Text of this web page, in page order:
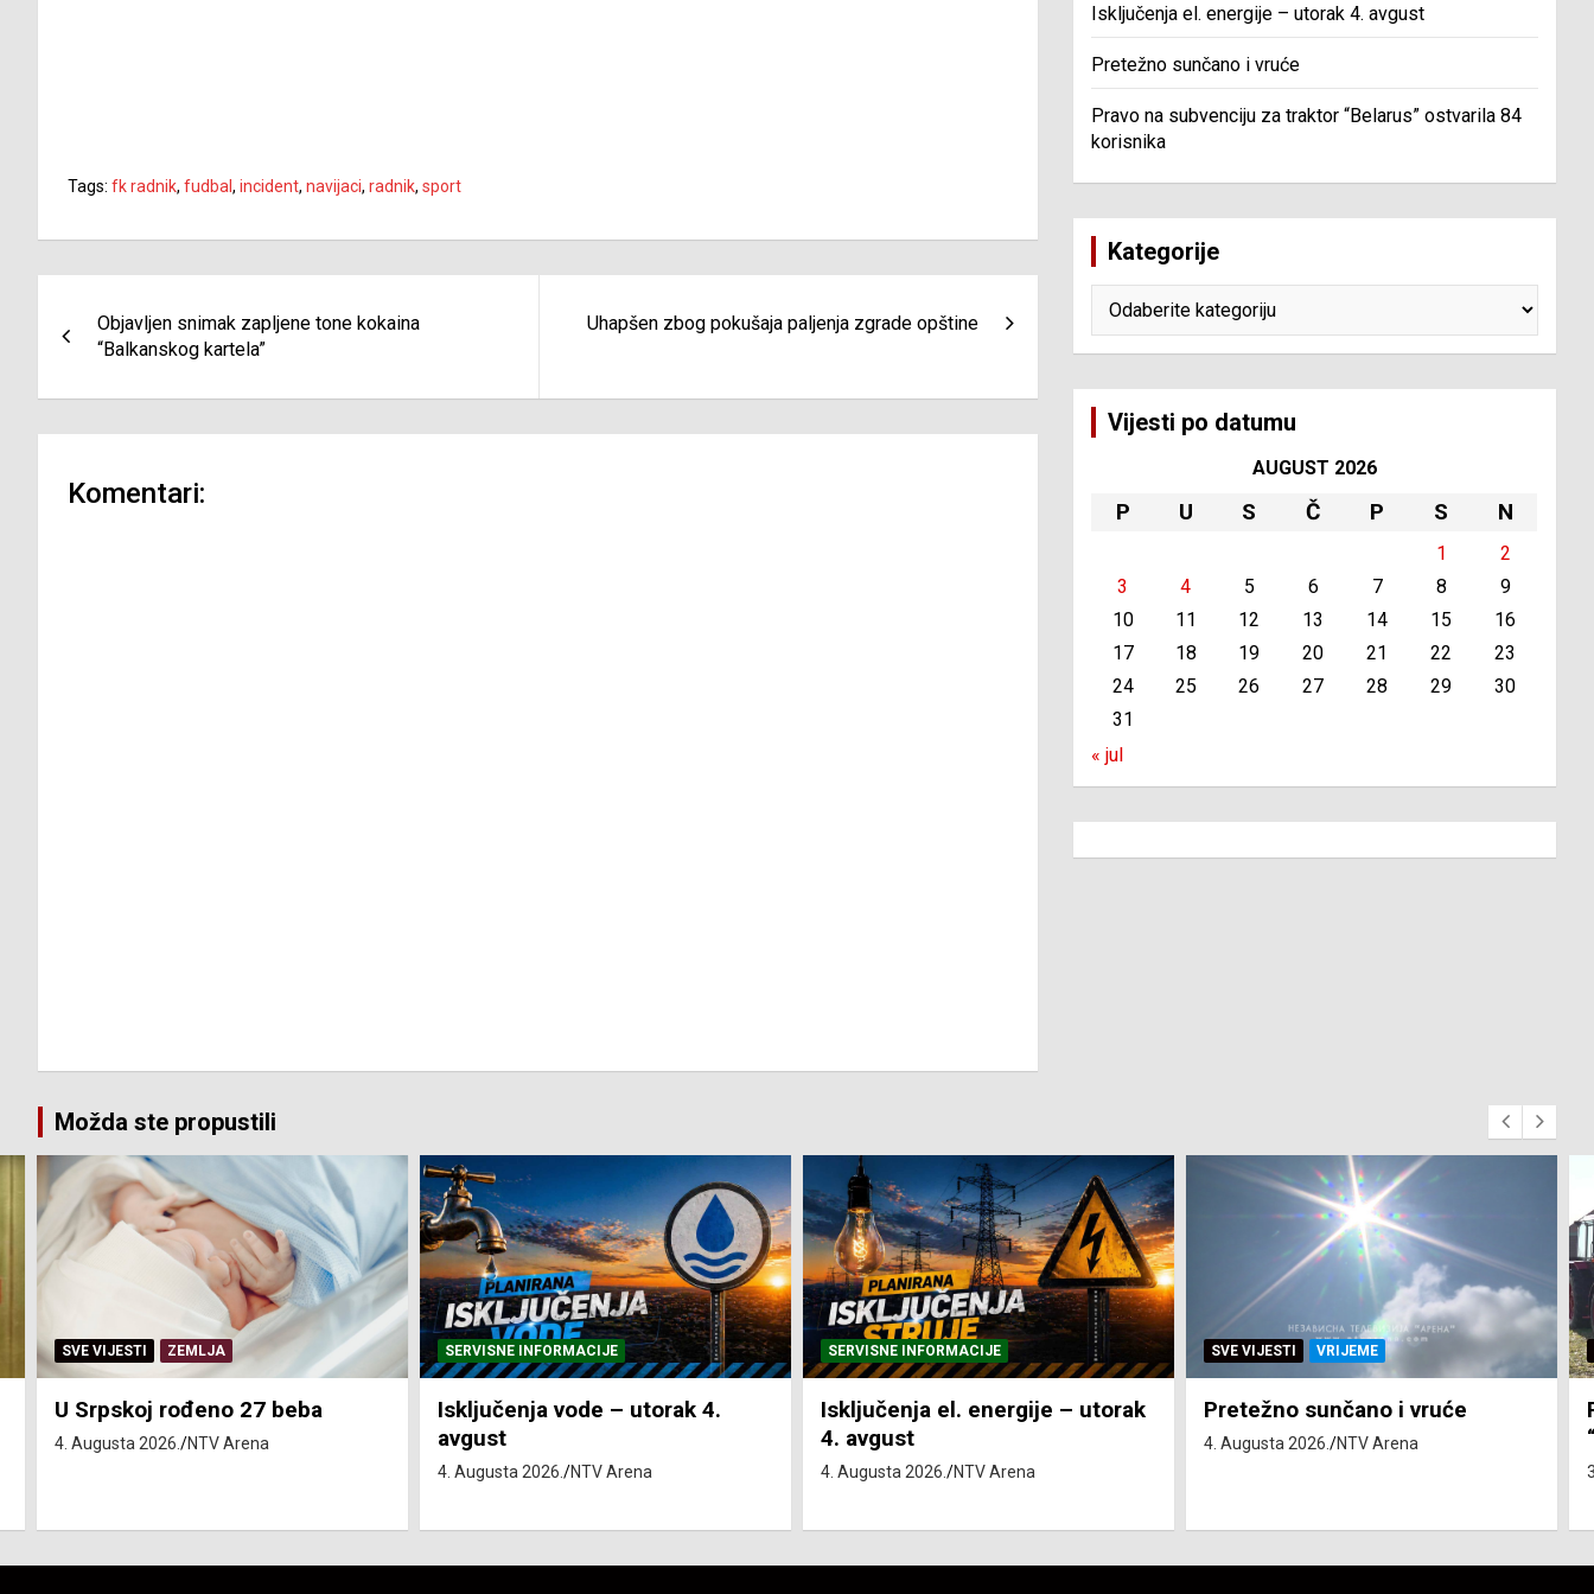
Tags: fk radnik, fudbal , incident, navijaci, radnik, sport
članaka
Objavljen snimak zapljene tone kokaina
“Balkanskog kartela”
Uhapšen zbog pokušaja paljenja zgrade opštine
Komentari:
Isključenja el. energije – utorak 4. avgust
Pretežno sunčano i vruće
Pravo na subvenciju za traktor “Belarus” ostvarila 84
korisnika
Kategorije
Vijesti po datumu
AUGUST 2026
P U S Č P S N
1
2
3
4 5 6 7 8
9
10
11 12 13 14 15
16
17
18 19 20 21 22
23
24
25 26 27 28 29
30
31
« jul
Možda ste propustili
SERVISNE INFORMACIJE
Isključenja vode – utorak 4.
avgust
SERVISNE INFORMACIJE
Isključenja el. energije – utorak
4. avgust
4. Augusta 2026. NTV Arena
SVE VIJESTI VRIJEME
Pretežno sunčano i vruće
4. Augusta 2026.
SVE VIJESTI ZEMLJA
Pravo na subvenciju za traktor
“Belarus” ostvarila 84 korisnika